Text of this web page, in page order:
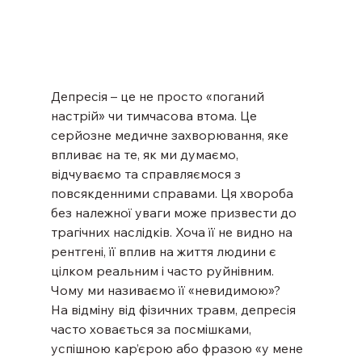
Депресія – це не просто «поганий
настрій» чи тимчасова втома. Це
серйозне медичне захворювання, яке
впливає на те, як ми думаємо,
відчуваємо та справляємося з
повсякденними справами. Ця хвороба
без належної уваги може призвести до
трагічних наслідків. Хоча її не видно на
рентгені, її вплив на життя людини є
цілком реальним і часто руйнівним.
Чому ми називаємо її «невидимою»?
На відміну від фізичних травм, депресія
часто ховається за посмішками,
успішною кар’єрою або фразою «у мене